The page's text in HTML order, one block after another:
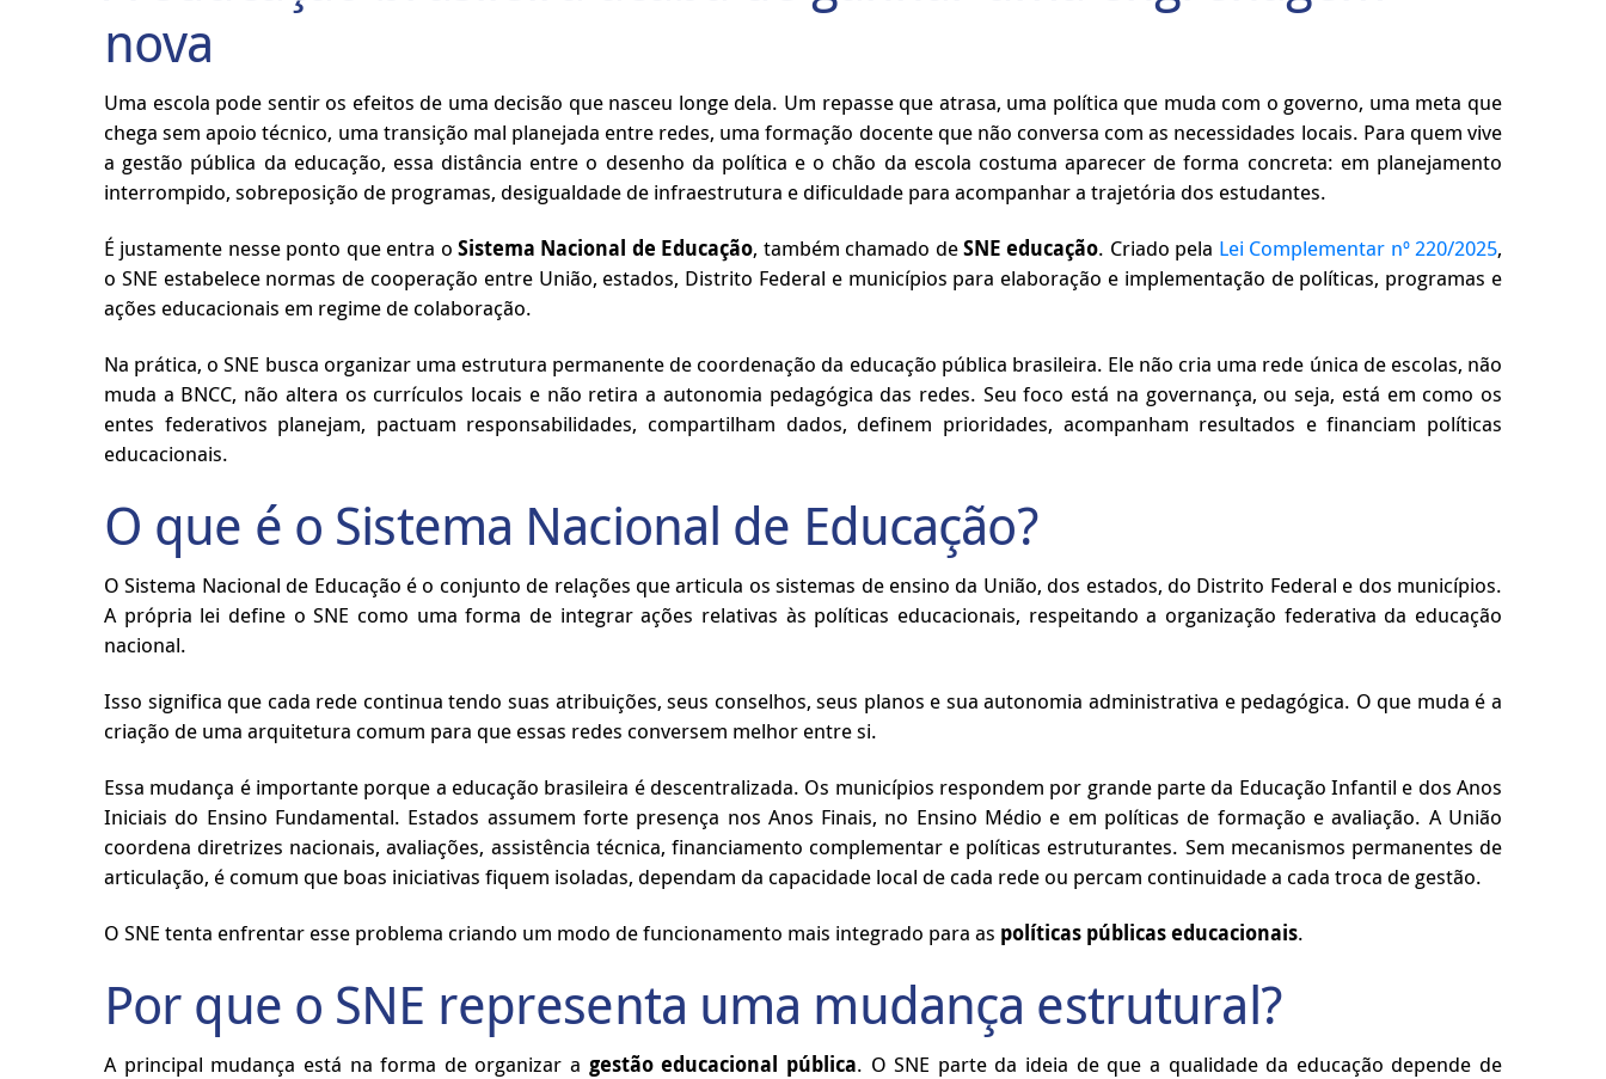
nova
Uma escola pode sentir os efeitos de uma decisão que nasceu longe dela. Um repasse que atrasa, uma política que muda com o governo, uma meta que
chega sem apoio técnico, uma transição mal planejada entre redes, uma formação docente que não conversa com as necessidades locais. Para quem vive
a gestão pública da educação, essa distância entre o desenho da política e o chão da escola costuma aparecer de forma concreta: em planejamento
interrompido, sobreposição de programas, desigualdade de infraestrutura e dificuldade para acompanhar a trajetória dos estudantes.
É justamente nesse ponto que entra o Sistema Nacional de Educação, também chamado deSNE educação. Criado pela Lei Complementar nº 220/2025,
o SNE estabelece normas de cooperação entre União, estados, Distrito Federal e municípios para elaboração e implementação de políticas, programas e
ações educacionais em regime de colaboração.
Na prática, o SNE busca organizar uma estrutura permanente de coordenação da educação pública brasileira. Ele não cria uma rede única de escolas, não
muda a BNCC, não altera os currículos locais e não retira a autonomia pedagógica das redes. Seu foco está na governança, ou seja, está em como os
entes federativos planejam, pactuam responsabilidades, compartilham dados, definem prioridades, acompanham resultados e financiam políticas
educacionais.
O que é o Sistema Nacional de Educação?
O Sistema Nacional de Educação é o conjunto de relações que articula os sistemas de ensino da União, dos estados, do Distrito Federal e dos municípios.
A própria lei define o SNE como uma forma de integrar ações relativas às políticas educacionais, respeitando a organização federativa da educação
nacional.
Isso significa que cada rede continua tendo suas atribuições, seus conselhos, seus planos e sua autonomia administrativa e pedagógica. O que muda é a
criação de uma arquitetura comum para que essas redes conversem melhor entre si.
Essa mudança é importante porque a educação brasileira é descentralizada. Os municípios respondem por grande parte da Educação Infantil e dos Anos
Iniciais do Ensino Fundamental. Estados assumem forte presença nos Anos Finais, no Ensino Médio e em políticas de formação e avaliação. A União
coordena diretrizes nacionais, avaliações, assistência técnica, financiamento complementar e políticas estruturantes. Sem mecanismos permanentes de
articulação, é comum que boas iniciativas fiquem isoladas, dependam da capacidade local de cada rede ou percam continuidade a cada troca de gestão.
O SNE tenta enfrentar esse problema criando um modo de funcionamento mais integrado para as políticas públicas educacionais.
Por que o SNE representa uma mudança estrutural?
A principal mudança está na forma de organizar a gestão educacional pública. O SNE parte da ideia de que a qualidade da educação depende de